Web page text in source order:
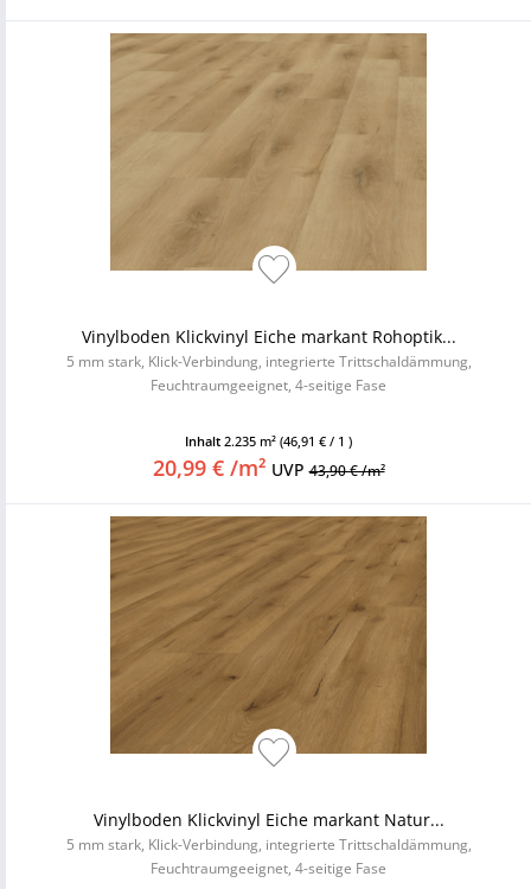
Vinylboden Klickvinyl Eiche markant Rohoptik...
5 mm stark, Klick-Verbindung, integrierte Trittschaldämmung,
Feuchtraumgeeignet, 4-seitige Fase
Inhalt 2.235 m² (46,91 € / 1 )
20,99 € /m² UVP43,90 € /m²
Vinylboden Klickvinyl Eiche markant Natur...
5 mm stark, Klick-Verbindung, integrierte Trittschaldämmung,
Feuchtraumgeeignet, 4-seitige Fase